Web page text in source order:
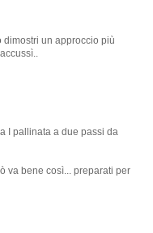
un approccio più
I pallinata a due passi da
va bene così... preparati per